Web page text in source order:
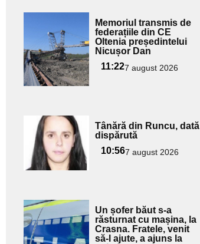
aici textul
pentru
subtitlu
Memoriul transmis de
federațiile din CE
Oltenia președintelui
Nicușor Dan
11:227 august 2026
Adaugă
aici textul
pentru
subtitlu
Tânără din Runcu, dată
dispărută
10:567 august 2026
Adaugă
aici textul
pentru
Un șofer băut s-a
răsturnat cu mașina, la
Crasna. Fratele, venit
să-l ajute, a ajuns la